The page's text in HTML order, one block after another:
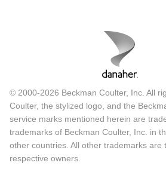
© 2000-2026 Beckman Coulter, Inc. All
Coulter, the stylized logo, and the
service marks mentioned herein are
trademarks of Beckman Coulter, Inc. in
other countries. All other trademarks are
respective owners.